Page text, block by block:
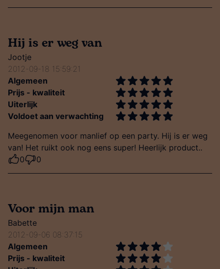
Hij is er weg van
Jootje
2012-09-18 15:59:21
Algemeen
Prijs - kwaliteit
Uiterlijk
Voldoet aan verwachting
Meegenomen voor manlief op een party. Hij is er weg
van! Het ruikt ook nog eens super! Heerlijk product..
0
0
Voor mijn man
Babette
2012-09-06 08:37:15
Algemeen
Prijs - kwaliteit